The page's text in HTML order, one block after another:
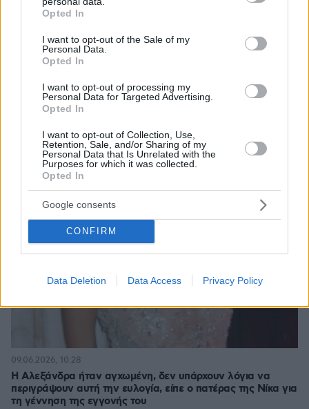
grant or deny consent to Google and its third-party tags to
use your data for below specified purposes in below Google
consent section.
Opted In
I want to opt-out of the Sale of my
Personal Data.
Opted In
I want to opt-out of processing my
Personal Data for Targeted Advertising.
Opted In
I want to opt-out of Collection, Use,
Retention, Sale, and/or Sharing of my
Personal Data that Is Unrelated with the
Purposes for which it was collected.
Opted In
Google consents
CONFIRM
Data Deletion Data Access Privacy Policy
Ο Κωνσταντίνος Αργυρός και η Αλεξάνδρα Νίκα
08.06.2026, 17:52
Η Αλεξάνδρα ήταν αγχωμένη, δεν υπάρχουν λόγια να
περιγράψουν αυτή την ευλογία, είπε ο πατέρας της Νίκα για
τη γέννηση της εγγονής του
09.06.2026, 10:28